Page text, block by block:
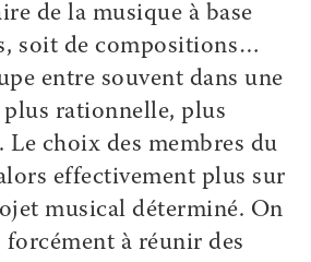
de la musique à base
soit de compositions…
entre souvent dans une
plus rationnelle, plus
Le choix des membres du
effectivement plus sur
musical déterminé. On
forcément à réunir des